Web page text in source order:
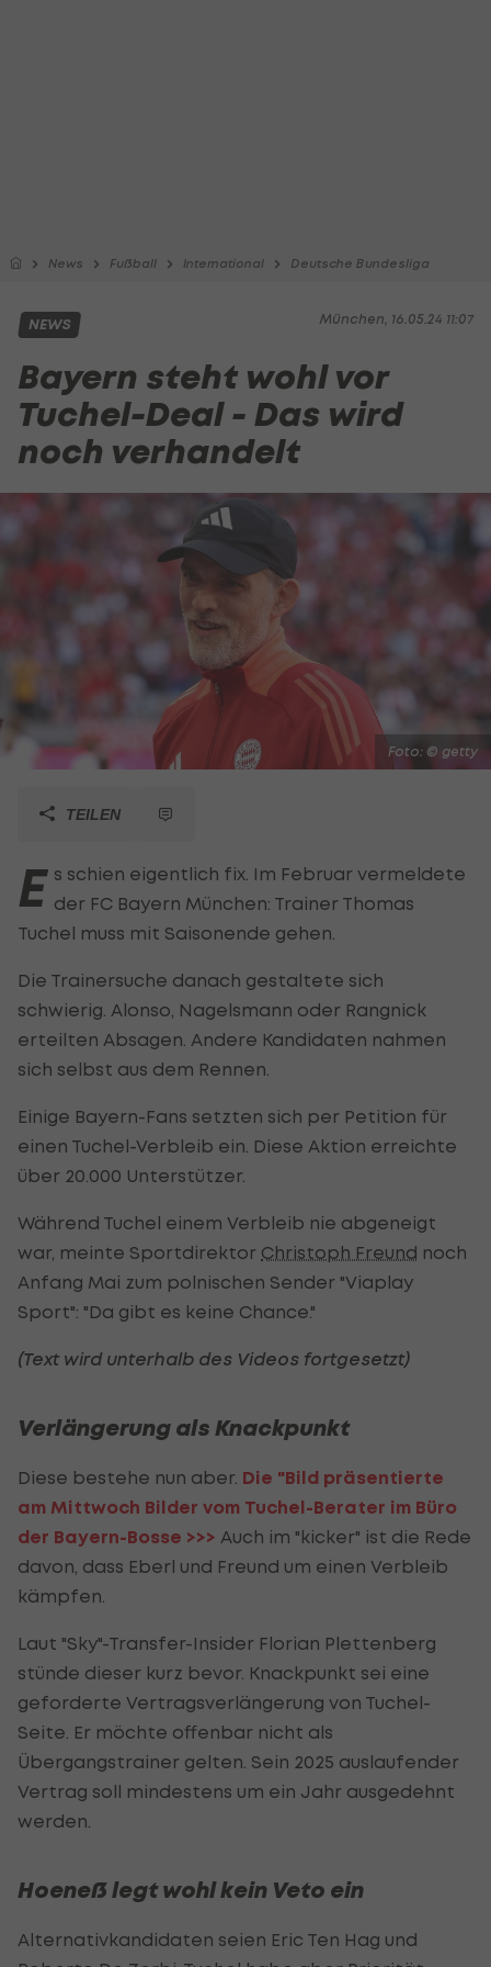
News Fußball International Deutsche Bundesliga
München, 16.05.24 11:07
NEWS
Bayern steht wohl vor
Tuchel-Deal - Das wird
noch verhandelt
Foto: © getty
TEILEN
E s schien eigentlich fix. Im Februar vermeldete
der FC Bayern München: Trainer Thomas
Tuchel muss mit Saisonende gehen.
Die Trainersuche danach gestaltete sich
schwierig. Alonso, Nagelsmann oder Rangnick
erteilten Absagen. Andere Kandidaten nahmen
sich selbst aus dem Rennen.
Einige Bayern-Fans setzten sich per Petition für
einen Tuchel-Verbleib ein. Diese Aktion erreichte
über 20.000 Unterstützer.
Während Tuchel einem Verbleib nie abgeneigt
war, meinte Sportdirektor Christoph Freund noch
Anfang Mai zum polnischen Sender "Viaplay
Sport": "Da gibt es keine Chance."
(Text wird unterhalb des Videos fortgesetzt)
Verlängerung als Knackpunkt
Diese bestehe nun aber. Die "Bild präsentierte
am Mittwoch Bilder vom Tuchel-Berater im Büro
der Bayern-Bosse >>> Auch im "kicker" ist die Rede
davon, dass Eberl und Freund um einen Verbleib
kämpfen.
Laut "Sky"-Transfer-Insider Florian Plettenberg
stünde dieser kurz bevor. Knackpunkt sei eine
geforderte Vertragsverlängerung von Tuchel-
Seite. Er möchte offenbar nicht als
Übergangstrainer gelten. Sein 2025 auslaufender
Vertrag soll mindestens um ein Jahr ausgedehnt
werden.
Hoeneß legt wohl kein Veto ein
Alternativkandidaten seien Eric Ten Hag und